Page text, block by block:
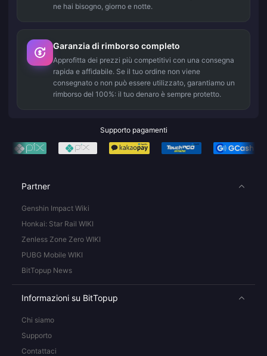
ne hai bisogno, giorno e notte.
Garanzia di rimborso completo
Approfitta dei prezzi più competitivi con una consegna
rapida e affidabile. Se il tuo ordine non viene
consegnato o non può essere utilizzato, garantiamo un
rimborso del 100%: il tuo denaro è sempre protetto.
Supporto pagamenti
Partner
Genshin Impact Wiki
Honkai: Star Rail WIKI
Zenless Zone Zero WIKI
PUBG Mobile WIKI
BitTopup News
Informazioni su BitTopup
Chi siamo
Supporto
Contattaci